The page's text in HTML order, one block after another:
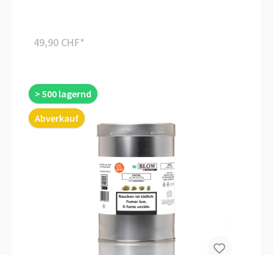
49,90 CHF*
> 500 lagernd
Abverkauf